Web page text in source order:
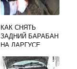
КАК СНЯТЬ
ЗАДНИЙ БАРАБАН
НА ЛАРГУСЕ